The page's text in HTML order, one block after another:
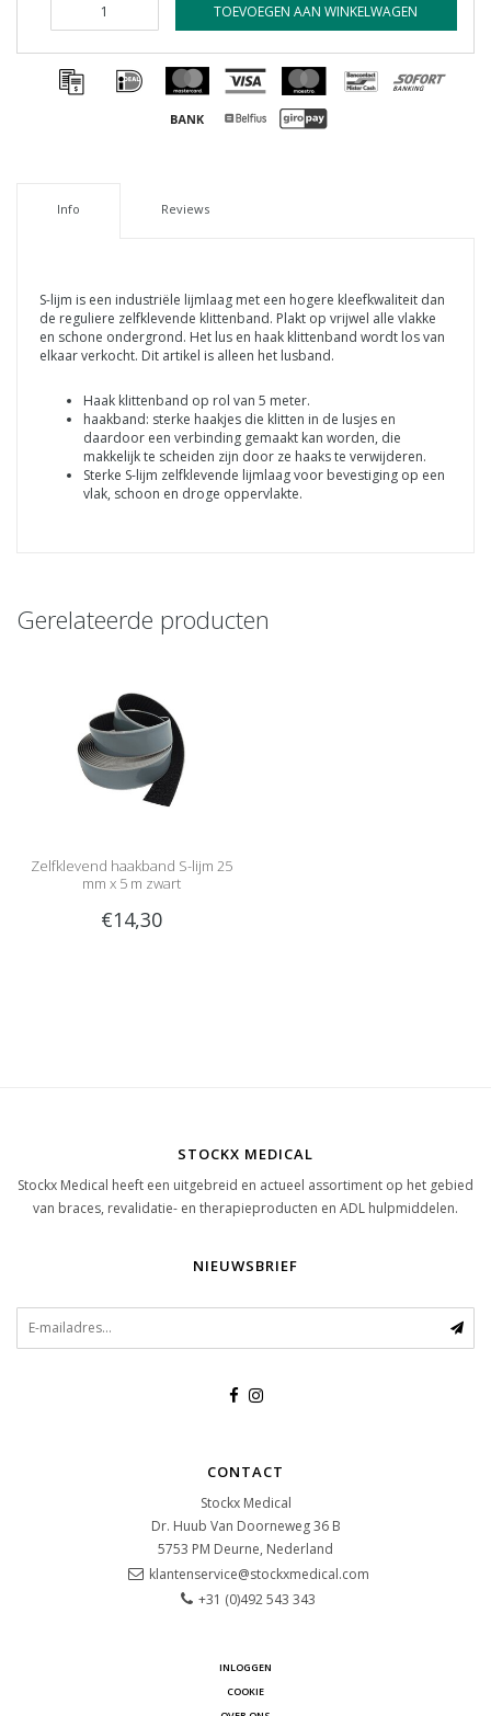
TOEVOEGEN AAN WINKELWAGEN
Info Reviews
S-lijm is een industriële lijmlaag met een hogere kleefkwaliteit dan
de reguliere zelfklevende klittenband. Plakt op vrijwel alle vlakke
en schone ondergrond. Het lus en haak klittenband wordt los van
elkaar verkocht. Dit artikel is alleen het lusband.
Haak klittenband op rol van 5 meter.
haakband: sterke haakjes die klitten in de lusjes en
daardoor een verbinding gemaakt kan worden, die
makkelijk te scheiden zijn door ze haaks te verwijderen.
Sterke S-lijm zelfklevende lijmlaag voor bevestiging op een
vlak, schoon en droge oppervlakte.
Gerelateerde producten
Zelfklevend haakband S-lijm 25
mm x 5 m zwart
€14,30
STOCKX MEDICAL
Stockx Medical heeft een uitgebreid en actueel assortiment op het gebied
van braces, revalidatie- en therapieproducten en ADL hulpmiddelen.
NIEUWSBRIEF
CONTACT
Stockx Medical
Dr. Huub Van Doorneweg 36 B
5753 PM Deurne, Nederland
klantenservice@stockxmedical.com
+31 (0)492 543 343
INLOGGEN
COOKIE